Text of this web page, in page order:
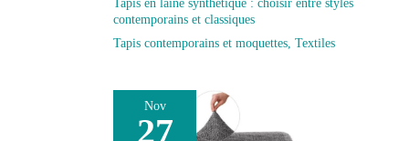
l’intérieur/l’extérieur ou la cuisine, ajoutant luxe et
chaleur à votre maison. Ils peuvent également être
utilisés dans une chambre de dortoir
Tapis en laine synthétique : choisir entre styles
contemporains et classiques
Tapis contemporains et moquettes, Textiles
Nov
27